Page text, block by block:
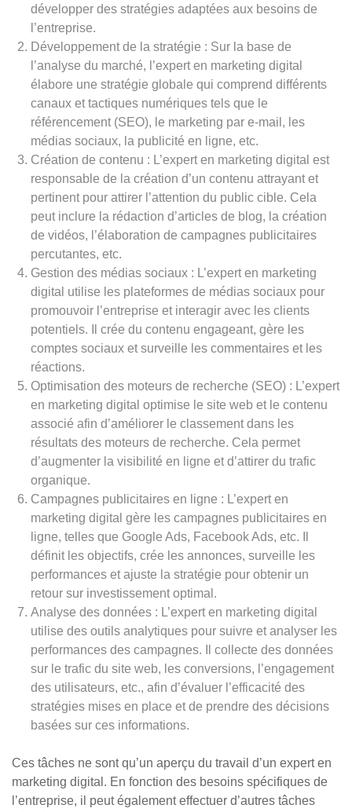
développer des stratégies adaptées aux besoins de
l’entreprise.
Développement de la stratégie : Sur la base de
l’analyse du marché, l’expert en marketing digital
élabore une stratégie globale qui comprend différents
canaux et tactiques numériques tels que le
référencement (SEO), le marketing par e-mail, les
médias sociaux, la publicité en ligne, etc.
Création de contenu : L’expert en marketing digital est
responsable de la création d’un contenu attrayant et
pertinent pour attirer l’attention du public cible. Cela
peut inclure la rédaction d’articles de blog, la création
de vidéos, l’élaboration de campagnes publicitaires
percutantes, etc.
Gestion des médias sociaux : L’expert en marketing
digital utilise les plateformes de médias sociaux pour
promouvoir l’entreprise et interagir avec les clients
potentiels. Il crée du contenu engageant, gère les
comptes sociaux et surveille les commentaires et les
réactions.
Optimisation des moteurs de recherche (SEO) : L’expert
en marketing digital optimise le site web et le contenu
associé afin d’améliorer le classement dans les
résultats des moteurs de recherche. Cela permet
d’augmenter la visibilité en ligne et d’attirer du trafic
organique.
Campagnes publicitaires en ligne : L’expert en
marketing digital gère les campagnes publicitaires en
ligne, telles que Google Ads, Facebook Ads, etc. Il
définit les objectifs, crée les annonces, surveille les
performances et ajuste la stratégie pour obtenir un
retour sur investissement optimal.
Analyse des données : L’expert en marketing digital
utilise des outils analytiques pour suivre et analyser les
performances des campagnes. Il collecte des données
sur le trafic du site web, les conversions, l’engagement
des utilisateurs, etc., afin d’évaluer l’efficacité des
stratégies mises en place et de prendre des décisions
basées sur ces informations.
Ces tâches ne sont qu’un aperçu du travail d’un expert en
marketing digital. En fonction des besoins spécifiques de
l’entreprise, il peut également effectuer d’autres tâches